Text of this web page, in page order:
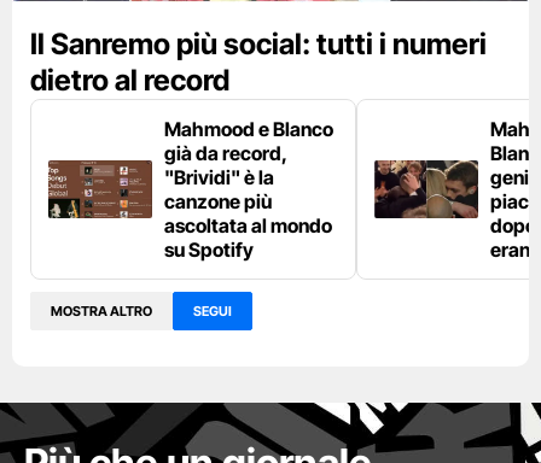
Il Sanremo più social: tutti i numeri
dietro al record
Mahmood e Blanco
già da record,
"Brividi" è la
canzone più
ascoltata al mondo
su Spotify
dopo
MOSTRA ALTRO SEGUI